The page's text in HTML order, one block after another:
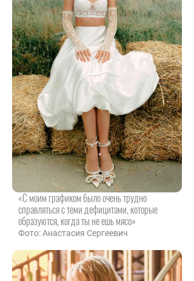
«С моим графиком было очень трудно
справляться с теми дефицитами, которые
образуются, когда ты не ешь мясо»
Фото: Анастасия Сергеевич